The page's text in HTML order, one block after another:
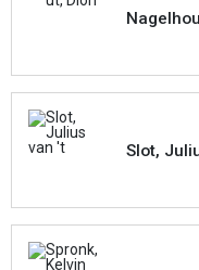
Slot,